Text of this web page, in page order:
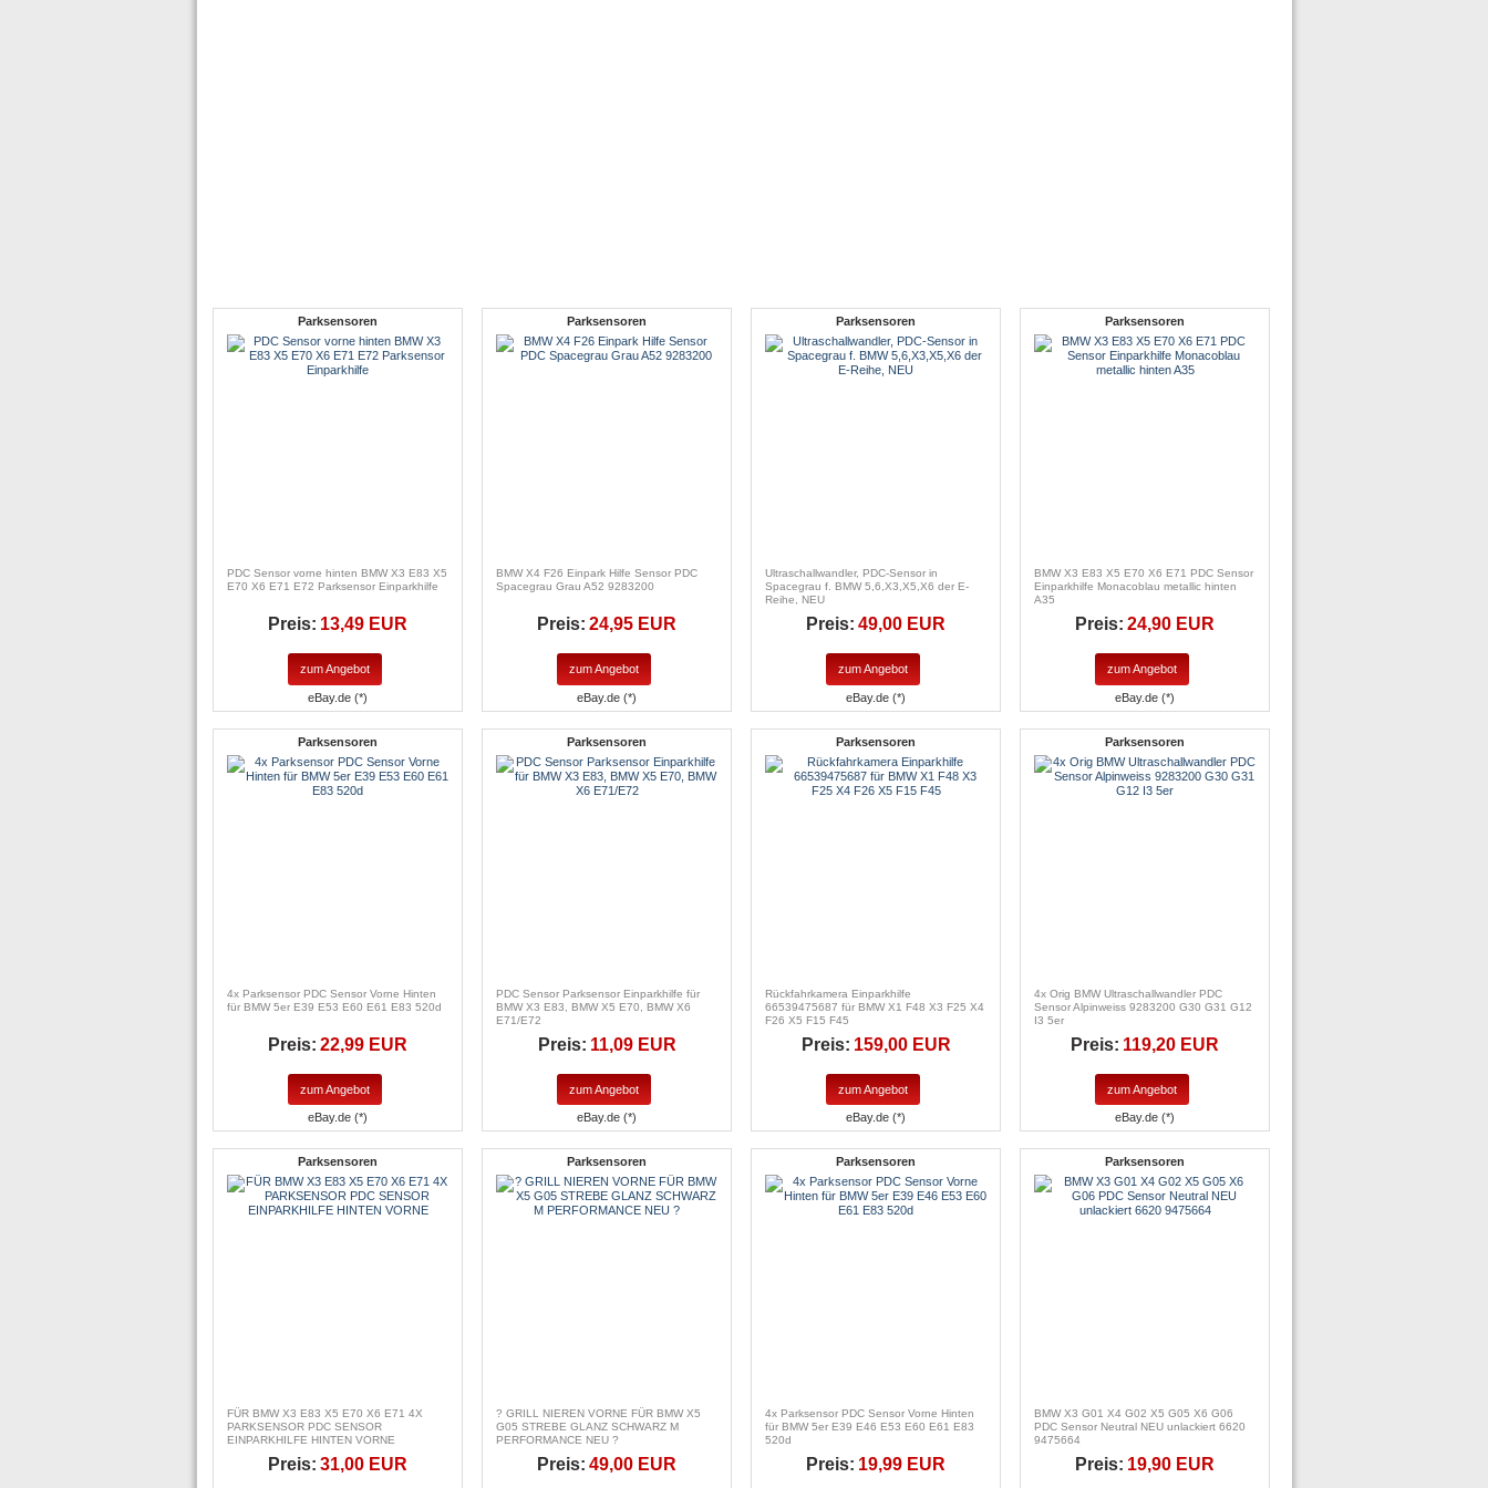
Parksensoren
PDC Sensor vorne hinten BMW X3 E83 X5
E70 X6 E71 E72 Parksensor Einparkhilfe
Preis: 13,49 EUR
zum Angebot
eBay.de (*)
Parksensoren
BMW X4 F26 Einpark Hilfe Sensor PDC
Spacegrau Grau A52 9283200
Preis: 24,95 EUR
zum Angebot
eBay.de (*)
Parksensoren
Ultraschallwandler, PDC-Sensor in
Spacegrau f. BMW 5,6,X3,X5,X6 der E-
Reihe, NEU
Preis: 49,00 EUR
zum Angebot
eBay.de (*)
Parksensoren
BMW X3 E83 X5 E70 X6 E71 PDC Sensor
Einparkhilfe Monacoblau metallic hinten
A35
Preis: 24,90 EUR
zum Angebot
eBay.de (*)
Parksensoren
4x Parksensor PDC Sensor Vorne Hinten
für BMW 5er E39 E53 E60 E61 E83 520d
Preis: 22,99 EUR
zum Angebot
eBay.de (*)
Parksensoren
PDC Sensor Parksensor Einparkhilfe für
BMW X3 E83, BMW X5 E70, BMW X6
E71/E72
Preis: 11,09 EUR
zum Angebot
eBay.de (*)
Parksensoren
Rückfahrkamera Einparkhilfe
66539475687 für BMW X1 F48 X3 F25 X4
F26 X5 F15 F45
Preis: 159,00 EUR
zum Angebot
eBay.de (*)
Parksensoren
4x Orig BMW Ultraschallwandler PDC
Sensor Alpinweiss 9283200 G30 G31 G12
I3 5er
Preis: 119,20 EUR
zum Angebot
eBay.de (*)
Parksensoren
FÜR BMW X3 E83 X5 E70 X6 E71 4X
PARKSENSOR PDC SENSOR
EINPARKHILFE HINTEN VORNE
Preis: 31,00 EUR
Parksensoren
? GRILL NIEREN VORNE FÜR BMW X5
G05 STREBE GLANZ SCHWARZ M
PERFORMANCE NEU ?
Preis: 49,00 EUR
Parksensoren
4x Parksensor PDC Sensor Vorne Hinten
für BMW 5er E39 E46 E53 E60 E61 E83
520d
Preis: 19,99 EUR
Parksensoren
BMW X3 G01 X4 G02 X5 G05 X6 G06
PDC Sensor Neutral NEU unlackiert 6620
9475664
Preis: 19,90 EUR